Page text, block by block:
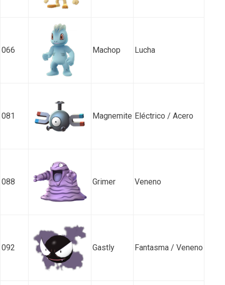
066 Machop Lucha
081 Magnemite Eléctrico / Acero
088 Grimer Veneno
092 Gastly Fantasma / Veneno